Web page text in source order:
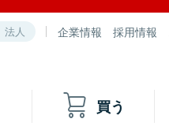
法人 企業情報 採用情報
買う